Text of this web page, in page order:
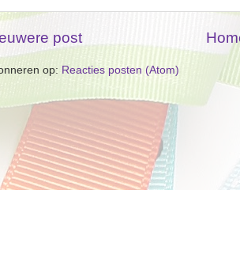
post
op: Reacties posten (Atom)